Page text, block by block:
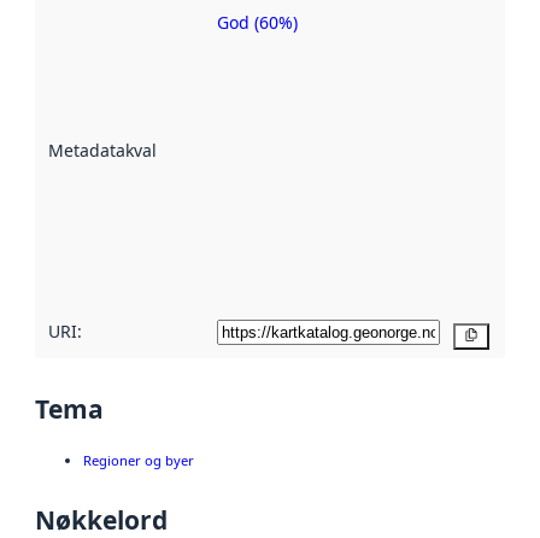
Metadatakvalitet
Metadatakvalitet
God (60%)
URI:
Tema
Regioner og byer
Nøkkelord